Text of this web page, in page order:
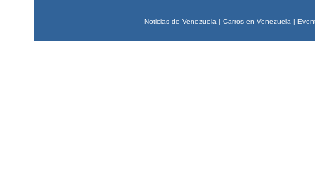
Noticias de Venezuela | Carros en Venezuela |